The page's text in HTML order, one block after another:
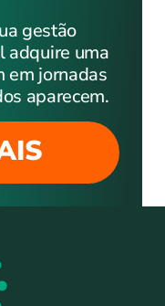
gestão
adquire uma
em jornadas
aparecem.